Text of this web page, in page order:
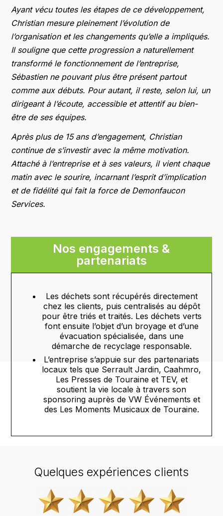
Ayant vécu toutes les étapes de ce développement,
Christian mesure pleinement l’évolution de
l’organisation et les changements qu’elle a impliqués.
Il souligne que cette progression a naturellement
transformé le fonctionnement de l’entreprise,
Sébastien ne pouvant plus être présent partout
comme aux débuts. Pour autant, il reste, selon lui, un
dirigeant à l’écoute, accessible et attentif au bien-
être de ses équipes.
Après plus de 15 ans d’engagement, Christian
continue de s’investir avec la même motivation.
Attaché à l’entreprise et à ses valeurs, il vient chaque
matin avec le sourire, incarnant l’esprit d’implication
et de fidélité qui fait la force de Demonfaucon
Services.
Nos engagements &
partenariats
Les déchets sont récupérés directement
chez les clients, puis centralisés au dépôt
pour être triés et traités. Les déchets verts
font ensuite l’objet d’un broyage et d’une
évacuation spécialisée, dans une
démarche de recyclage responsable.
L’entreprise s’appuie sur des partenariats
locaux tels que Serrault Jardin, Caahmro,
Les Presses de Touraineet TEV, et
soutient la vie locale à travers son
sponsoring auprès de VW Événements et
des Les Moments Musicaux de Touraine.
Quelques expériences clients